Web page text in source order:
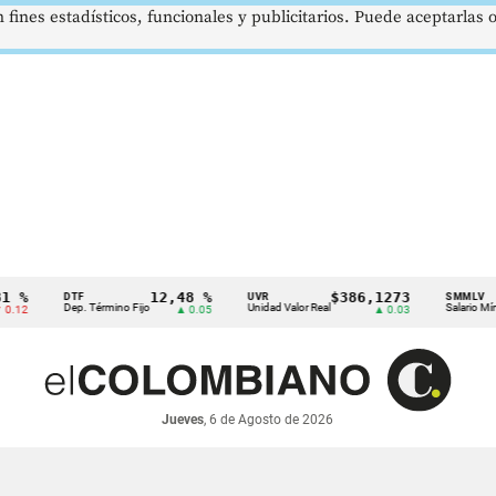
DTF
Dep. Término Fijo
12,48 %
▲ 0.05
UVR
Unidad Valor Real
$386,1273 SMMLV
Salario Mínimo
Jueves, 6 de Agosto de 2026
estadísticos, funcionales y publicitarios. Puede aceptarlas